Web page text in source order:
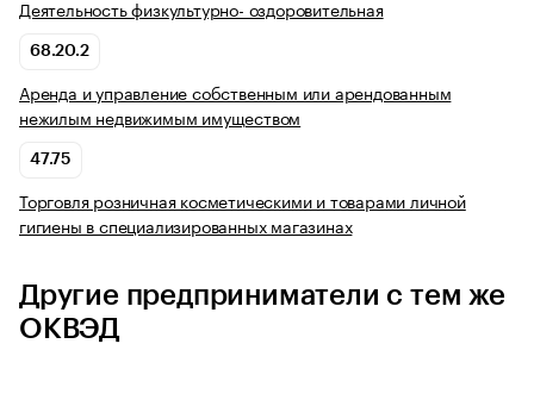
Деятельность физкультурно- оздоровительная
68.20.2
Аренда и управление собственным или арендованным
нежилым недвижимым имуществом
47.75
Торговля розничная косметическими и товарами личной
гигиены в специализированных магазинах
Другие предприниматели с тем же
ОКВЭД